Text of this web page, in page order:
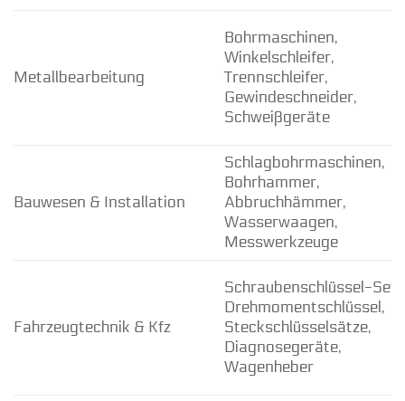
Metallbearbeitung
Bohrmaschinen,
Winkelschleifer,
Trennschleifer,
Gewindeschneider,
Schweißgeräte
Bauwesen & Installation
Schlagbohrmaschinen,
Bohrhammer,
Abbruchhämmer,
Wasserwaagen,
Messwerkzeuge
Fahrzeugtechnik & Kfz
Schraubenschlüssel-
Drehmomentschlüssel,
Steckschlüsselsätze,
Diagnosegeräte,
Wagenheber